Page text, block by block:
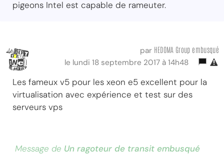
pigeons Intel est capable de rameuter.
par HEDOMA Group embusqué
le lundi 18 septembre 2017 à 14h48
Les fameux v5 pour les xeon e5 excellent pour la
virtualisation avec expérience et test sur des
serveurs vps
Message de Un ragoteur de transit embusqué